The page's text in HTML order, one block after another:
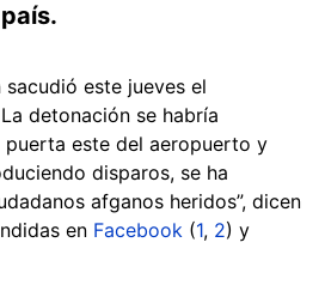
este jueves el
detonación se habría
este del aeropuerto y
disparos, se ha
afganos heridos”, dicen
en Facebook (1, 2) y